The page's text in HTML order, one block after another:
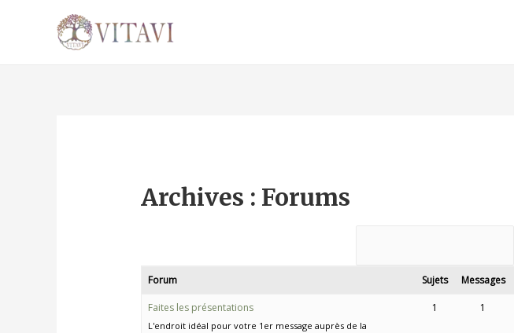
Archives : Forums
Forum Sujets Messages
Faites les présentations
L'endroit idéal pour votre 1er message auprès de la
1 1